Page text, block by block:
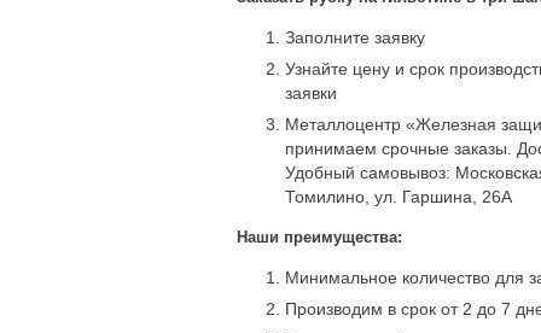
Заполните заявку
Узнайте цену и срок
заявки
Металлоцентр «Железная
принимаем срочные заказы.
Удобный самовывоз:
Томилино, ул. Гаршина, 26А
Наши преимущества:
Минимальное количество для
Производим в срок от 2 до 7